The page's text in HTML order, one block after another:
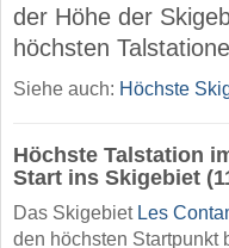
der Höhe der
höchsten
Siehe auch: Höchste
Höchste Talstation
Start ins Skigebiet
Das Skigebiet Les
den höchsten Startpunkt